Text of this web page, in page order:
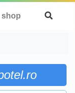
shop